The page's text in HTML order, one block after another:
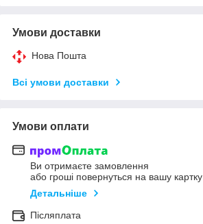
Умови доставки
Нова Пошта
Всі умови доставки
Умови оплати
Ви отримаєте замовлення
або гроші повернуться на вашу картку
Детальніше
Післяплата